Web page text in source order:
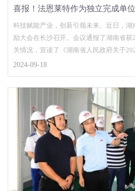
喜报！法恩莱特作为独立完成单
术进步奖！
科技赋能产业，创新引领未来。近日，
励大会在长沙召开。会议通报了湖南省
关情况，宣读了《湖南省人民政府关于
术奖励（含光召科技……
2024-09-18